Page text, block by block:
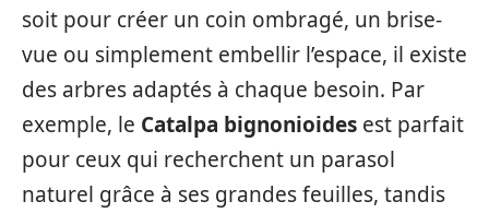
soit pour créer un coin ombragé, un brise-
vue ou simplement embellir l’espace, il existe
des arbres adaptés à chaque besoin. Par
exemple, le Catalpa bignonioides est parfait
pour ceux qui recherchent un parasol
naturel grâce à ses grandes feuilles, tandis